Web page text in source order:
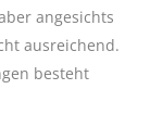
angesichts
ausreichend.
besteht